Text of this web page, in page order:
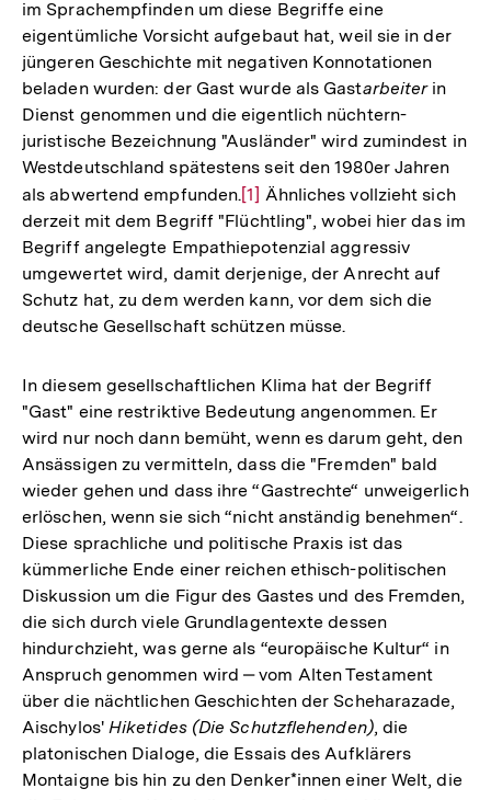
im Sprachempfinden um diese Begriffe eine
eigentümliche Vorsicht aufgebaut hat, weil sie in der
jüngeren Geschichte mit negativen Konnotationen
beladen wurden: der Gast wurde als Gastarbeiterin
Dienst genommen und die eigentlich nüchtern-
juristische Bezeichnung "Ausländer" wird zumindest in
Westdeutschland spätestens seit den 1980er Jahren
als abwertend empfunden.Zur
Auflösung
der
Fußnote
[1] Ähnliches vollzieht sich
derzeit mit dem Begriff "Flüchtling", wobei hier das im
Begriff angelegte Empathiepotenzial aggressiv
umgewertet wird, damit derjenige, der Anrecht auf
Schutz hat, zu dem werden kann, vor dem sich die
deutsche Gesellschaft schützen müsse.
In diesem gesellschaftlichen Klima hat der Begriff
"Gast" eine restriktive Bedeutung angenommen. Er
wird nur noch dann bemüht, wenn es darum geht, den
Ansässigen zu vermitteln, dass die "Fremden" bald
wieder gehen und dass ihre “Gastrechte“ unweigerlich
erlöschen, wenn sie sich “nicht anständig benehmen“.
Diese sprachliche und politische Praxis ist das
kümmerliche Ende einer reichen ethisch-politischen
Diskussion um die Figur des Gastes und des Fremden,
die sich durch viele Grundlagentexte dessen
hindurchzieht, was gerne als “europäische Kultur“ in
Anspruch genommen wird ‒ vom Alten Testament
über die nächtlichen Geschichten der Scheharazade,
Aischylos' Hiketides (Die Schutzflehenden), die
platonischen Dialoge, die Essais des Aufklärers
Montaigne bis hin zu den Denker*innen einer Welt, die